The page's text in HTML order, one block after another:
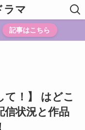
ラマ
記事はこちら
て！】 はどこ
信状況と作品